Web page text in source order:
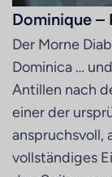
Dominique –
Der Morne
Dominica …
Antillen nach
einer der
anspruchsvoll,
vollständiges